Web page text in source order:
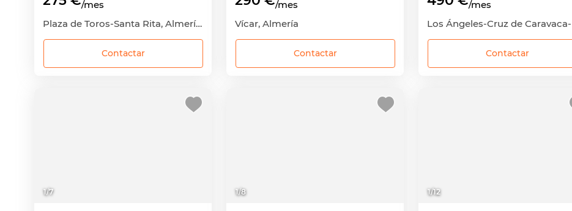
/mes
Plaza de Toros-Santa Rita, Almería Capital, Almería
Contactar
/mes
Vícar, Almería
Contactar
/mes
Contactar
1/7 1/8 1/12